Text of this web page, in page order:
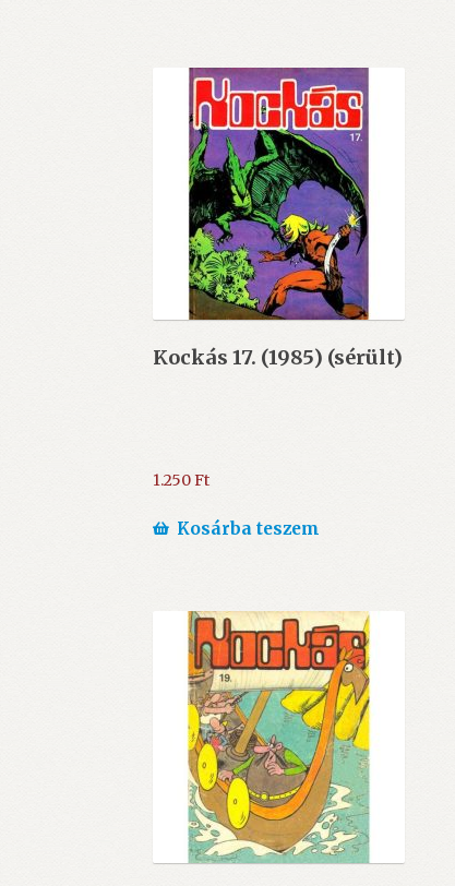
Kockás 17. (1985) (sérült)
1.250Ft
Kosárba teszem